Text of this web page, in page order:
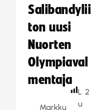
Salibandylii
ton uusi
Nuorten
Olympiaval
mentaja
Markku
L
u
2